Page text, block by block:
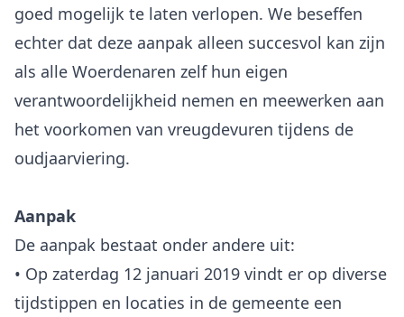
goed mogelijk te laten verlopen. We beseffen
echter dat deze aanpak alleen succesvol kan zijn
als alle Woerdenaren zelf hun eigen
verantwoordelijkheid nemen en meewerken aan
het voorkomen van vreugdevuren tijdens de
oudjaarviering.
Aanpak
De aanpak bestaat onder andere uit:
• Op zaterdag 12 januari 2019 vindt er op diverse
tijdstippen en locaties in de gemeente een